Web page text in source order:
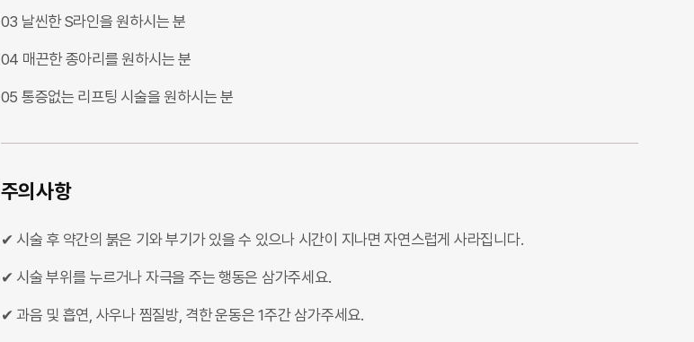
03 날씬한 S라인을 원하시는 분
04 매끈한 종아리를 원하시는 분
05 통증없는 리프팅 시술을 원하시는 분
주의사항
✔ 시술 후 약간의 붉은 기와 부기가 있을 수 있으나 시간이 지나면 자연스럽게 사라집니다.
✔ 시술 부위를 누르거나 자극을 주는 행동은 삼가주세요.
✔ 과음 및 흡연, 사우나 찜질방, 격한 운동은 1주간 삼가주세요.